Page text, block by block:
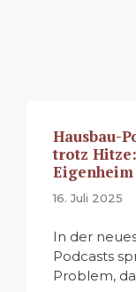
Hausbau-
trotz
Eigenheim
16. Juli 2025
In der
Podcasts
Problem,